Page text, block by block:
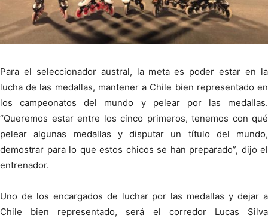
Para el seleccionador austral, la meta es poder estar en la
lucha de las medallas, mantener a Chile bien representado en
los campeonatos del mundo y pelear por las medallas.
“Queremos estar entre los cinco primeros, tenemos con qué
pelear algunas medallas y disputar un título del mundo,
demostrar para lo que estos chicos se han preparado”, dijo el
entrenador.
Uno de los encargados de luchar por las medallas y dejar a
Chile bien representado, será el corredor Lucas Silva